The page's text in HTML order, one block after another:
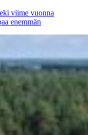
viime vuonna
enemmän